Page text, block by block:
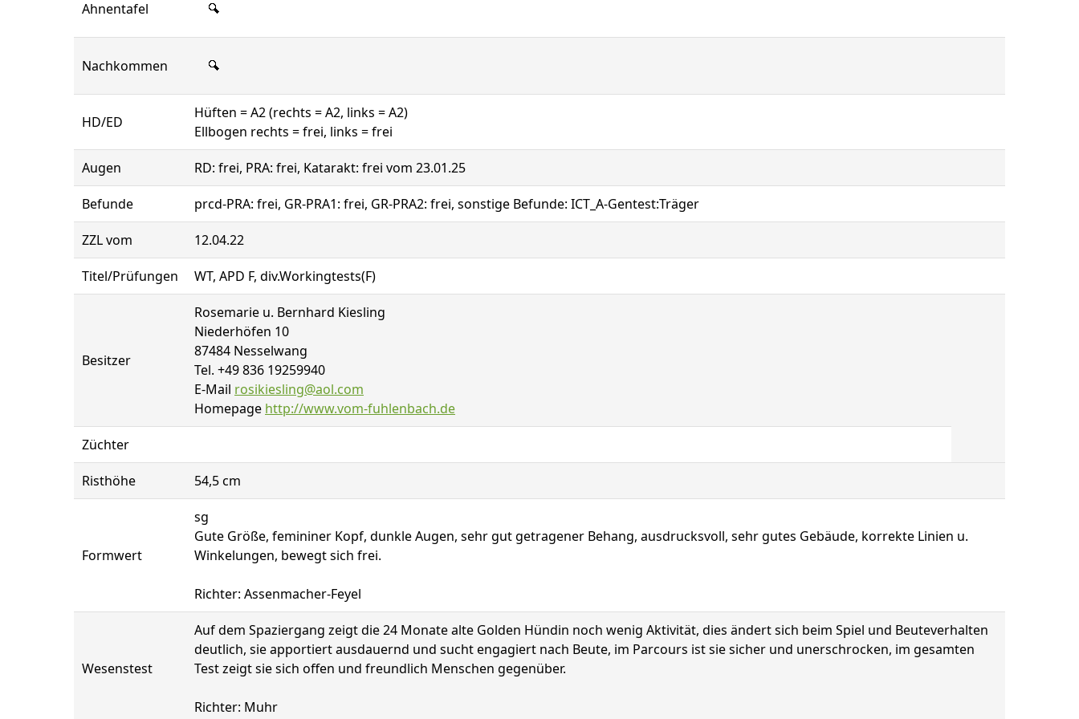
Ahnentafel
Nachkommen
HD/ED
Hüften = A2 (rechts = A2, links = A2)
Ellbogen rechts = frei, links = frei
Augen RD: frei, PRA: frei, Katarakt: frei vom 23.01.25
Befunde prcd-PRA: frei, GR-PRA1: frei, GR-PRA2: frei, sonstige Befunde: ICT_A-Gentest:Träger
ZZL vom 12.04.22
Titel/Prüfungen WT, APD F, div.Workingtests(F)
Besitzer
Rosemarie u. Bernhard Kiesling
Niederhöfen 10
87484 Nesselwang
Tel. +49 836 19259940
E-Mail rosikiesling@aol.com
Homepage http://www.vom-fuhlenbach.de
Züchter
Risthöhe 54,5 cm
Formwert
sg
Gute Größe, femininer Kopf, dunkle Augen, sehr gut getragener Behang, ausdrucksvoll, sehr gutes Gebäude, korrekte Linien u.
Winkelungen, bewegt sich frei.
Richter: Assenmacher-Feyel
Wesenstest
Auf dem Spaziergang zeigt die 24 Monate alte Golden Hündin noch wenig Aktivität, dies ändert sich beim Spiel und Beuteverhalten
deutlich, sie apportiert ausdauernd und sucht engagiert nach Beute, im Parcours ist sie sicher und unerschrocken, im gesamten
Test zeigt sie sich offen und freundlich Menschen gegenüber.
Richter: Muhr